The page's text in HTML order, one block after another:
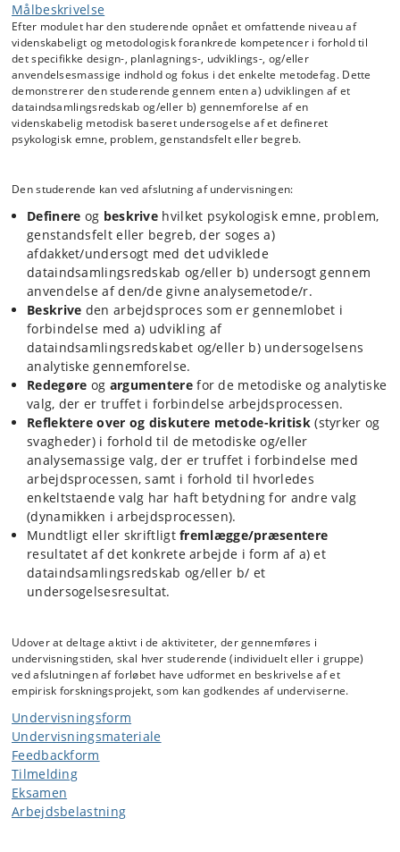
diskussioner. Deltagerne vil således skulle analysere publicerede
forskningsartikler med henblik på at identificere metodologiske
styrker og svagheder, ligesom der vil indgå øvelser, hvor deltagerne
arbejder med konkrete analyser af forskelligt datamateriale, fx
udskrift af samtaler eller video-optagelser. Derudover vil der blive
arbejdet løbende med udformning af egen forskningsprotokol.
Målbeskrivelse
Efter modulet har den studerende opnået et omfattende niveau af
videnskabeligt og metodologisk forankrede kompetencer i forhold til
det specifikke design-, planlagnings-, udviklings-, og/eller
anvendelsesmassige indhold og fokus i det enkelte metodefag. Dette
demonstrerer den studerende gennem enten a) udviklingen af et
dataindsamlingsredskab og/eller b) gennemforelse af en
videnskabelig metodisk baseret undersogelse af et defineret
psykologisk emne, problem, genstandsfelt eller begreb.
Den studerende kan ved afslutning af undervisningen:
Definere og beskrive hvilket psykologisk emne, problem,
genstandsfelt eller begreb, der soges a)
afdakket/undersogt med det udviklede
dataindsamlingsredskab og/eller b) undersogt gennem
anvendelse af den/de givne analysemetode/r.
Beskrive den arbejdsproces som er gennemlobet i
forbindelse med a) udvikling af
dataindsamlingsredskabet og/eller b) undersogelsens
analytiske gennemforelse.
Redegøre og argumenterefor de metodiske og analytiske
valg, der er truffet i forbindelse arbejdsprocessen.
Reflektere over og diskutere metode-kritisk(styrker og
svagheder) i forhold til de metodiske og/eller
analysemassige valg, der er truffet i forbindelse med
arbejdsprocessen, samt i forhold til hvorledes
enkeltstaende valg har haft betydning for andre valg
(dynamikken i arbejdsprocessen).
Mundtligt eller skriftligtfremlægge/præsentere
resultatet af det konkrete arbejde i form af a) et
dataindsamlingsredskab og/eller b/ et
undersogelsesresultat.
Udover at deltage aktivt i de aktiviteter, der gennemføres i
undervisningstiden, skal hver studerende (individuelt eller i gruppe)
ved afslutningen af forløbet have udformet en beskrivelse af et
empirisk forskningsprojekt, som kan godkendes af underviserne.
Undervisningsform
Undervisningsmateriale
Feedbackform
Tilmelding
Eksamen
Arbejdsbelastning